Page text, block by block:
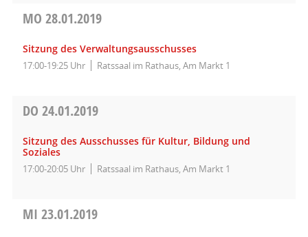
MO 28.01.2019
Sitzung des Verwaltungsausschusses
17:00-19:25 Uhr Ratssaal im Rathaus, Am Markt 1
DO 24.01.2019
Sitzung des Ausschusses für Kultur, Bildung und
Soziales
17:00-20:05 Uhr Ratssaal im Rathaus, Am Markt 1
MI 23.01.2019